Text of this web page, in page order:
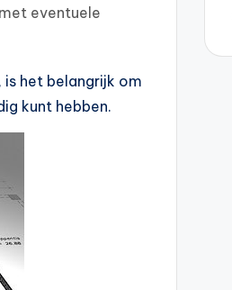
eventuele
het belangrijk om
kunt hebben.